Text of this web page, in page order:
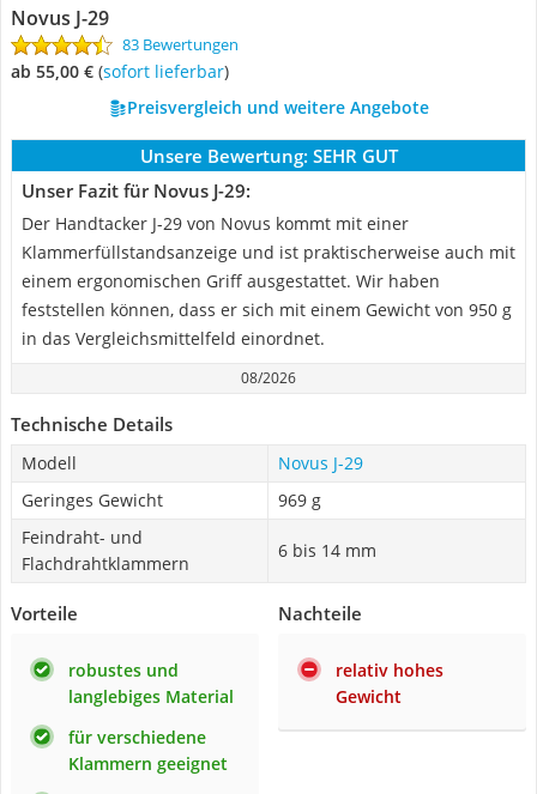
Novus J-29
83 Bewertungen
ab 55,00 € ( Sofort lieferbar)
Preisvergleich und weitere Angebote
Unsere Bewertung: SEHR GUT
Unser Fazit für Novus J-29:
Der Handtacker J-29 von Novus kommt mit einer
Klammerfüllstandsanzeige und ist praktischerweise auch mit
einem ergonomischen Griff ausgestattet. Wir haben
feststellen können, dass er sich mit einem Gewicht von 950 g
in das Vergleichsmittelfeld einordnet.
08/2026
Technische Details
Modell
Novus J-29
Geringes Gewicht
969 g
Feindraht- und
Flachdrahtklammern
6 bis 14 mm
Vorteile
robustes und
langlebiges Material
für verschiedene
Klammern geeignet
Nachteile
relativ hohes
Gewicht